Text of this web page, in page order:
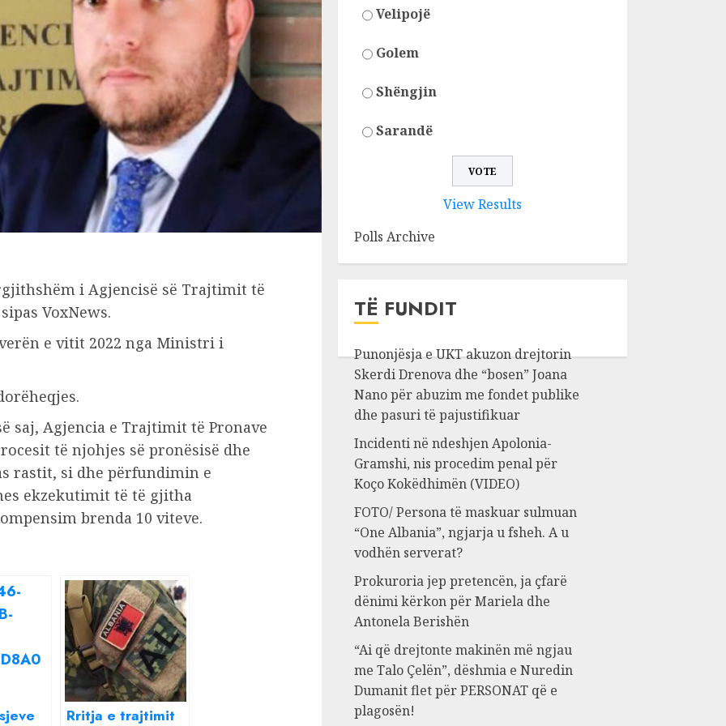
i Agjencisë së Trajtimit të
VoxNews.
e vitit 2022 nga Ministri i
saj, Agjencia e Trajtimit të Pronave
të njohjes së pronësisë dhe
rastit, si dhe përfundimin e
ekzekutimit të të gjitha
brenda 10 viteve.
Rritja e trajtimit
Velipojë
Golem
Shëngjin
Sarandë
View Results
Polls Archive
TË FUNDIT
Punonjësja e UKT akuzon drejtorin
Skerdi Drenova dhe “bosen” Joana
Nano për abuzim me fondet publike
dhe pasuri të pajustifikuar
Incidenti në ndeshjen Apolonia-
Gramshi, nis procedim penal për
Koço Kokëdhimën (VIDEO)
FOTO/ Persona të maskuar sulmuan
“One Albania”, ngjarja u fsheh. A u
vodhën serverat?
Prokuroria jep pretencën, ja çfarë
dënimi kërkon për Mariela dhe
Antonela Berishën
“Ai që drejtonte makinën më ngjau
me Talo Çelën”, dëshmia e Nuredin
Dumanit flet për PERSONAT që e
plagosën!